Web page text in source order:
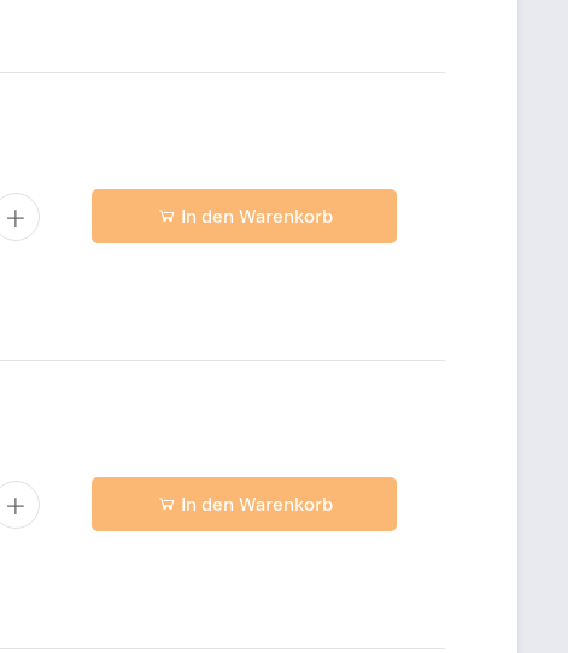
In den Warenkorb
In den Warenkorb